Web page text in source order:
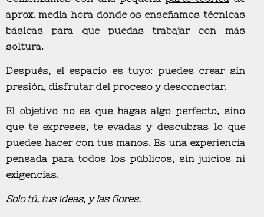
aprox. media hora donde os enseñamos técnicas
básicas para que puedas trabajar con más
soltura.
Después, el espacio es tuyo: puedes crear sin
presión, disfrutar del proceso y desconectar.
El objetivo no es que hagas algo perfecto, sino
que te expreses, te evadas y descubras lo que
puedes hacer con tus manos. Es una experiencia
pensada para todos los públicos, sin juicios ni
exigencias.
Solo tú, tus ideas, y las flores.